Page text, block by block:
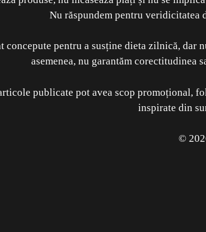
Nu răspundem pentru veridicitatea
concepute pentru a susține dieta zilnică, dar
asemenea, nu garantăm
publicate pot avea scop promoțional,
inspirate din
©